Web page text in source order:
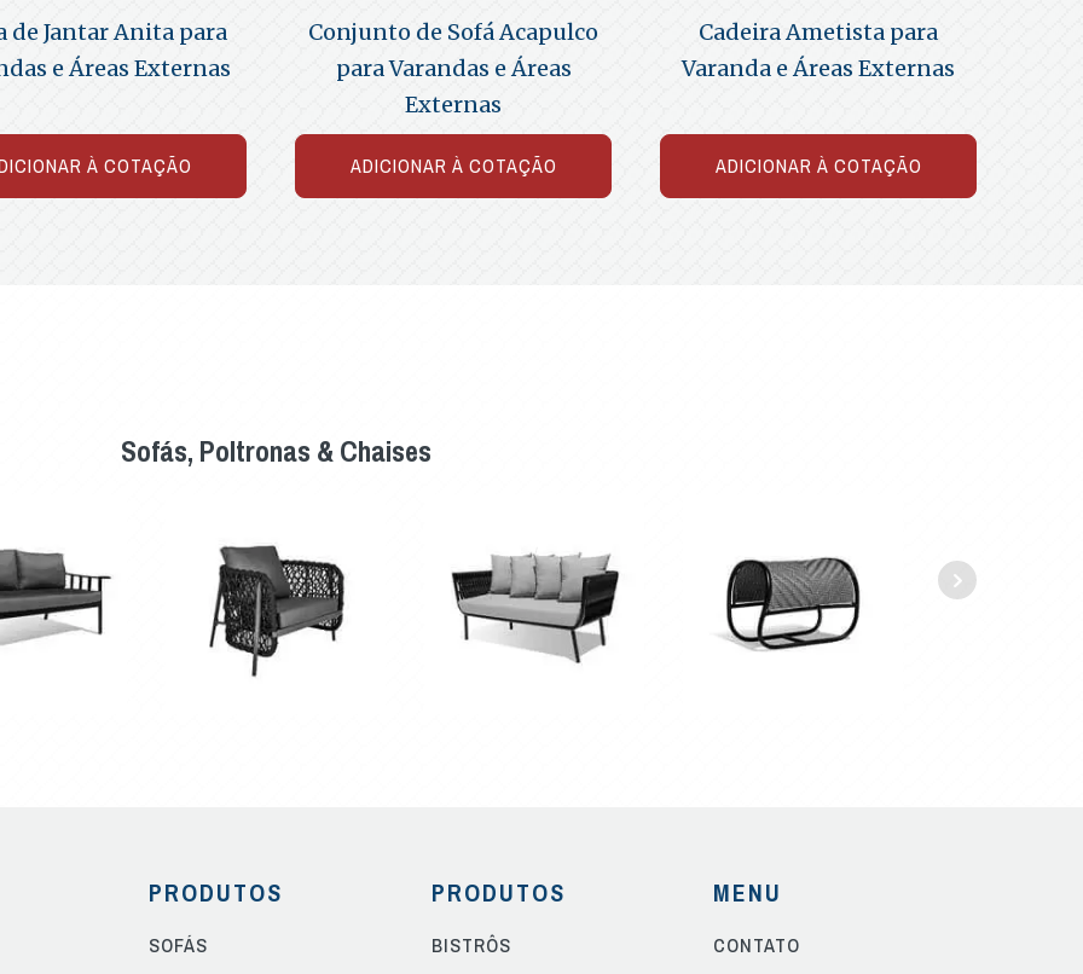
de Jantar Anita para
e Áreas Externas
À COTAÇÃO
Conjunto de Sofá Acapulco
para Varandas e Áreas
Externas
ADICIONAR À COTAÇÃO
Cadeira Ametista para
Varanda e Áreas Externas
ADICIONAR À COTAÇÃO
Sofás, Poltronas & Chaises
PRODUTOS
SOFÁS
PRODUTOS
BISTRÔS
MENU
CONTATO